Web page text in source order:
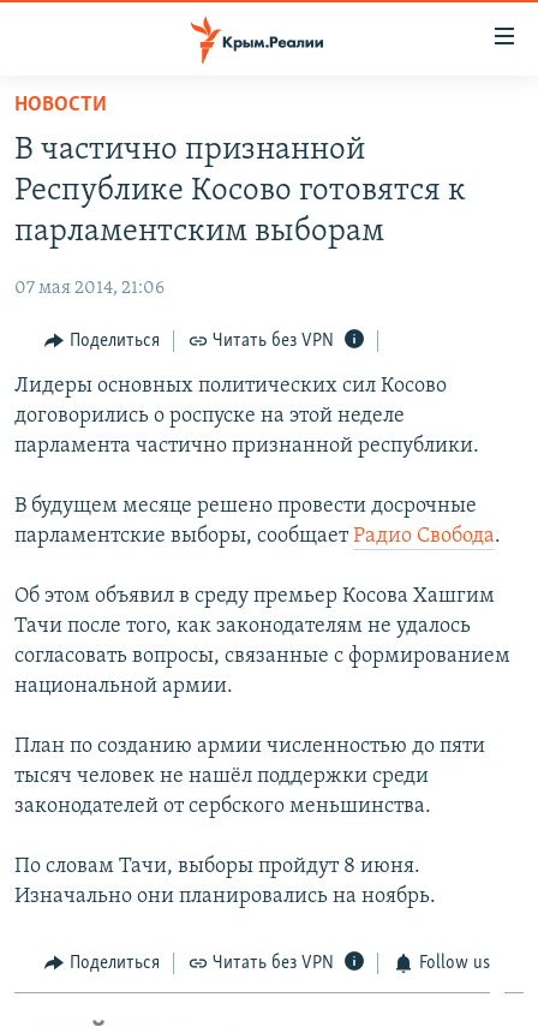
Вернуться
основному
содержанию
Вернутся
главной
Вернутся
поиску
СПЕЦПРОЕКТЫ
11 ЛЕТ ОККУПАЦИИ КРЫМА. 11 ИСТОРИЙ СОПРОТИВЛЕНИЯ
ЕЩЕ
ИНТЕРАКТИВ
ИНФОГРАФИКА
ТЕЛЕПРОЕКТ КРЫМ.РЕАЛИИ
ПРОПАВШИЕ БЕЗ ВЕСТИ
КРЫМ.НЕПОКОРЕННЫЙ
ELIFBE
УКРАИНСКАЯ ПРОБЛЕМА КРЫМА
РАДІО СВОБОДА
КАК ОБОЙТИ БЛОКИРОВКУ
Українською
Qırımtatar
НОВОСТИ
В частично признанной
Республике Косово готовятся к
парламентским выборам
07 мая 2014, 21:06
Поделиться Читать без VPN
Лидеры основных политических сил Косово
договорились о роспуске на этой неделе
парламента частично признанной республики.
В будущем месяце решено провести досрочные
парламентские выборы, сообщаетРадио Свобода.
Об этом объявил в среду премьер Косова Хашгим
Тачи после того, как законодателям не удалось
согласовать вопросы, связанные с формированием
национальной армии.
План по созданию армии численностью до пяти
тысяч человек не нашёл поддержки среди
законодателей от сербского меньшинства.
По словам Тачи, выборы пройдут 8 июня.
Изначально они планировались на ноябрь.
Поделиться Читать без VPN Follow us